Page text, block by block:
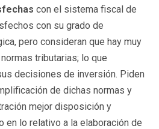
con el sistema fiscal de
con su grado de
pero consideran que hay muy
tributarias; lo que
decisiones de inversión. Piden
de dichas normas y
mejor disposición y
en lo relativo a la elaboración de